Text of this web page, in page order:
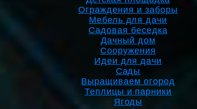
Ограждения и заборы
Мебель для дачи
Садовая беседка
Дачный дом
Сооружения
Идеи для дачи
Сады
Выращиваем огород
Теплицы и парники
Ягоды